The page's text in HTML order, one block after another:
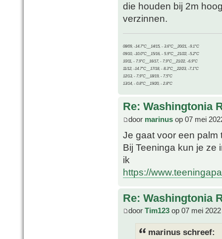
die houden bij 2m
verzinnen.
08/09, -14.7°C__14/15, - 3.6°C__20/21, -9.1°C
09/10, -10.0°C__15/16, - 5.9°C__21/22, -5.2°C
10/11, - 7.9°C__16/17, - 7.9°C__21/22, -6.9°C
11/12, -14.7°C__17/18, - 8.3°C__22/23, -7.1°C
12/13, - 7.9°C__18/19, - 7.5°C
13/14, - 0.8°C__19/20, - 2.8°C
Re: Washingtonia
door marinus op 07 mei
Je gaat voor een
Bij Teeninga kun je ze
ik
https://
Re: Washingtonia
door Tim123 op 07 mei
marinus schreef: